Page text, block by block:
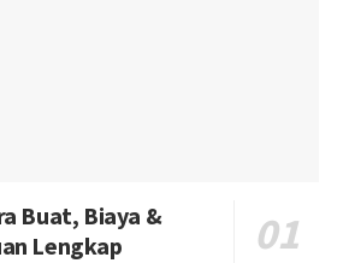
Buat, Biaya &
Lengkap